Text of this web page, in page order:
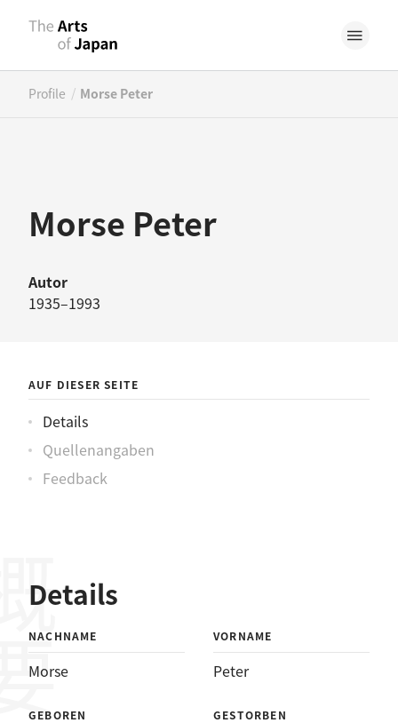
Profile / Morse Peter
Morse Peter
Autor
1935–1993
AUF DIESER SEITE
Details
Quellenangaben
Feedback
Details
NACHNAME
Morse
VORNAME
Peter
GEBOREN GESTORBEN